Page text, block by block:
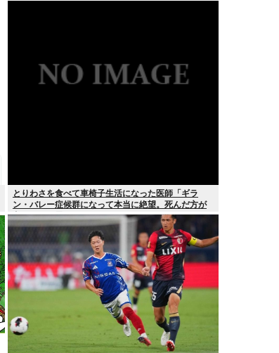
とりわさを食べて車椅子生活になった医師「ギラ
ン・バレー症候群になって本当に絶望。死んだ方が
良かったと思った」